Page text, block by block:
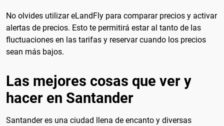
No olvides utilizar eLandFly para comparar precios y activar
alertas de precios. Esto te permitirá estar al tanto de las
fluctuaciones en las tarifas y reservar cuando los precios
sean más bajos.
Las mejores cosas que ver y
hacer en Santander
Santander es una ciudad llena de encanto y diversas